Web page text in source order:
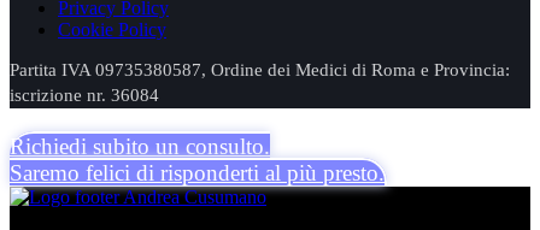
Privacy Policy
Cookie Policy
Partita IVA 09735380587, Ordine dei Medici di Roma e Provincia:
iscrizione nr. 36084
Richiedi subito un consulto.
Saremo felici di risponderti al più presto.